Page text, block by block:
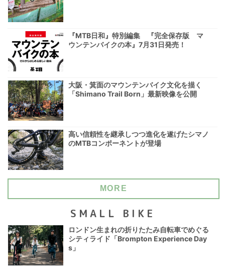
『MTB日和』特別編集 『完全保存版 マ
ウンテンバイクの本』7月31日発売！
大阪・箕面のマウンテンバイク文化を描く
「Shimano Trail Born」最新映像を公開
高い信頼性を継承しつつ進化を遂げたシマノ
のMTBコンポーネントが登場
MORE
SMALL BIKE
ロンドン生まれの折りたたみ自転車でめぐる
シティライド「Brompton Experience Day
s」